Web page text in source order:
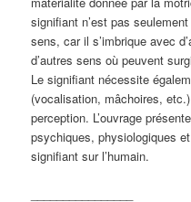
signifiant n’est pas
sens, car il s’imbrique avec
d’autres sens où peuvent
Le signifiant nécessite
(vocalisation, mâchoires,
perception. L’ouvrage
psychiques, physiologiques
signifiant sur l’humain.